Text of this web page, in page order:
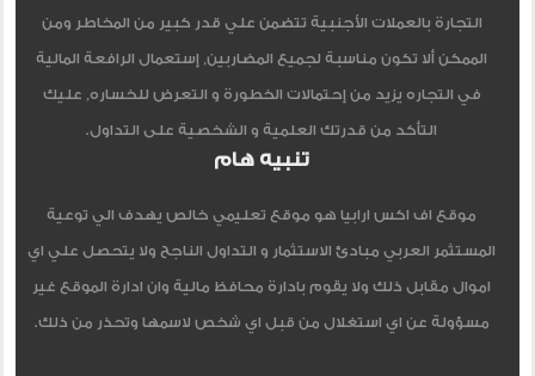
التجارة بالعملات الأجنبية تتضمن علي قدر كبير من المخاطر ومن
الممكن ألا تكون مناسبة لجميع المضاربين, إستعمال الرافعة المالية
في التجاره يزيد من إحتمالات الخطورة و التعرض للخساره, عليك
التأكد من قدرتك العلمية و الشخصية على التداول.
تنبيه هام
موقع اف اكس ارابيا هو موقع تعليمي خالص يهدف الي توعية
المستثمر العربي مبادئ الاستثمار و التداول الناجح ولا يتحصل علي اي
اموال مقابل ذلك ولا يقوم بادارة محافظ مالية وان ادارة الموقع غير
مسؤولة عن اي استغلال من قبل اي شخص لاسمها وتحذر من ذلك.